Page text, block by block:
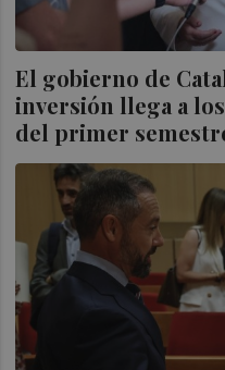
El gobierno de
inversión llega a
del primer